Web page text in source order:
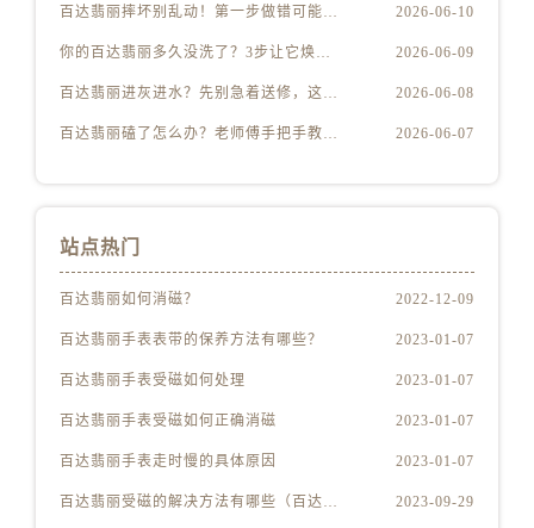
百达翡丽摔坏别乱动！第一步做错可能报废 2026-06-10
你的百达翡丽多久没洗了？3步让它焕然一新 2026-06-09
百达翡丽进灰进水？先别急着送修，这样做更安全 2026-06-08
百达翡丽磕了怎么办？老师傅手把手教你修复技巧 2026-06-07
站点热门
百达翡丽如何消磁？ 2022-12-09
百达翡丽手表表带的保养方法有哪些？ 2023-01-07
百达翡丽手表受磁如何处理 2023-01-07
百达翡丽手表受磁如何正确消磁 2023-01-07
百达翡丽手表走时慢的具体原因 2023-01-07
百达翡丽受磁的解决方法有哪些（百达翡丽受磁解决方法是什么） 2023-09-29